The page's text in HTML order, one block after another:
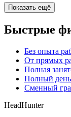
Показать ещё
Быстрые
Без опыта
От прямых
Полная
Полный день
Сменный
HeadHunter